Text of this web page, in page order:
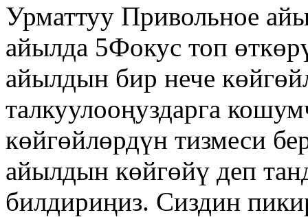
Урматтуу Привольное
айылда 5Фокус топ
айылдын бир нече
талкуулооңуздарга
көйгөйлөрдүн тизмеси
айылдын көйгөйү деп
билдириңиз. Сиздин